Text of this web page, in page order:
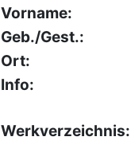
Vorname:
Geb./Gest.:
Ort:
Info:
Werkverzeichnis: